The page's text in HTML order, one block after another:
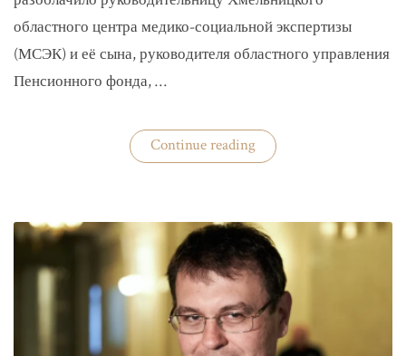
областного центра медико-социальной экспертизы
(МСЭК) и её сына, руководителя областного управления
Пенсионного фонда, …
Continue reading«В
Хмельницком
сын
зарабатывали
на
уклонистах»